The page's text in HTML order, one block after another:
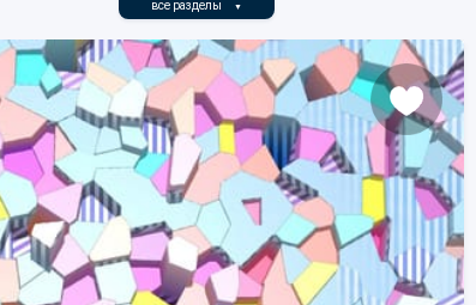
все разделы ▼